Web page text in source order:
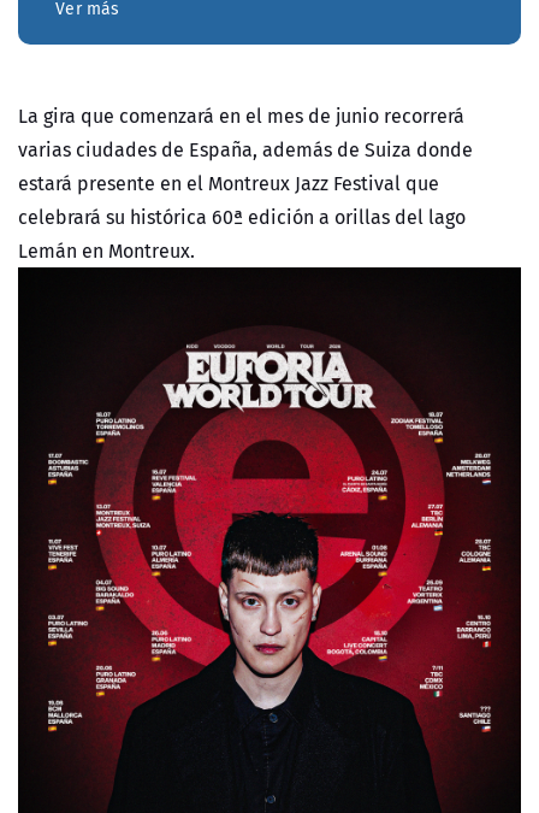
Ver más
La gira que comenzará en el mes de junio recorrerá
varias ciudades de España, además de Suiza donde
estará presente en el Montreux Jazz Festival que
celebrará su histórica 60ª edición a orillas del lago
Lemán en Montreux.